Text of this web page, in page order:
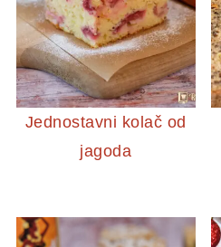
Jednostavni kolač od
jagoda